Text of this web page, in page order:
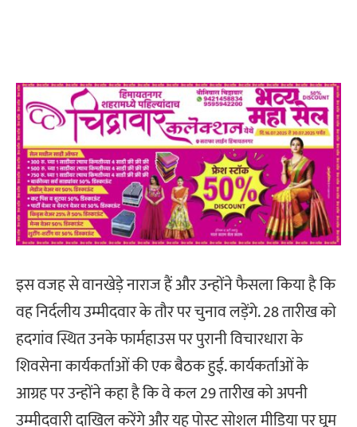
इस वजह से वानखेड़े नाराज हैं और उन्होंने फैसला किया है कि
वह निर्दलीय उम्मीदवार के तौर पर चुनाव लड़ेंगे. 28 तारीख को
हदगांव स्थित उनके फार्महाउस पर पुरानी विचारधारा के
शिवसेना कार्यकर्ताओं की एक बैठक हुई. कार्यकर्ताओं के
आग्रह पर उन्होंने कहा है कि वे कल 29 तारीख को अपनी
उम्मीदवारी दाखिल करेंगे और यह पोस्ट सोशल मीडिया पर घूम